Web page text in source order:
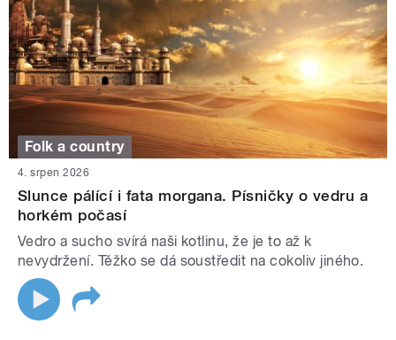
Folk a country
4. srpen 2026
Slunce pálící i fata morgana. Písničky o vedru a
horkém počasí
Vedro a sucho svírá naši kotlinu, že je to až k
nevydržení. Těžko se dá soustředit na cokoliv jiného.